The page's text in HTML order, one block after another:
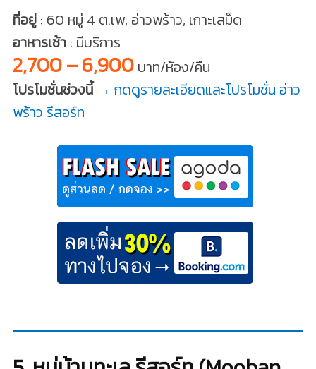
ที่อยู่: 60 หมู่ 4 ต.เพ, อ่าวพร้าว, เกาะเสม็ด
อาหารเช้า: มีบริการ
2,700 – 6,900บาท/ห้อง/คืน
โปรโมชั่นช่วงนี้ → กดดูรายละเอียดและโปรโมชั่น อ่าว
พร้าว รีสอร์ท